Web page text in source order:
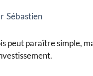
Sébastien
peut paraître simple,